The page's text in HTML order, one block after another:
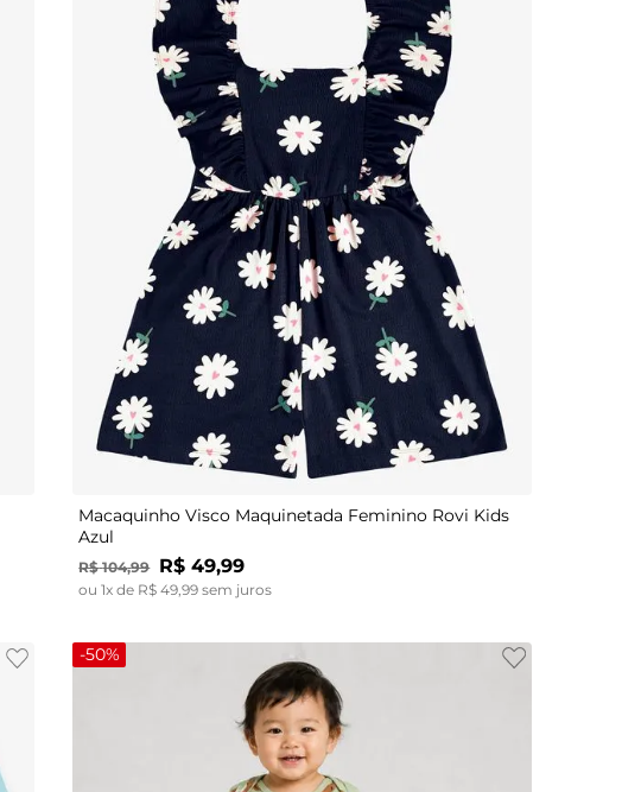
2
Macaquinho Visco Maquinetada Feminino Rovi Kids
Azul
R$ 104,99 R$ 49,99
ou1x de R$ 49 ,99 sem juros
-50%